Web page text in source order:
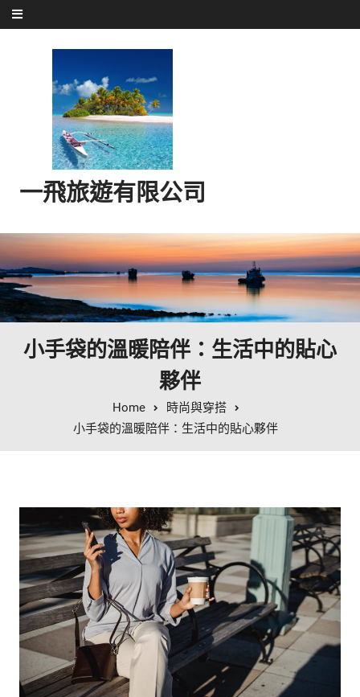
Skip to content
一飛旅遊有限公司
小手袋的溫暖陪伴：生活中的貼心
夥伴
Home
時尚與穿搭
小手袋的溫暖陪伴：生活中的貼心夥伴